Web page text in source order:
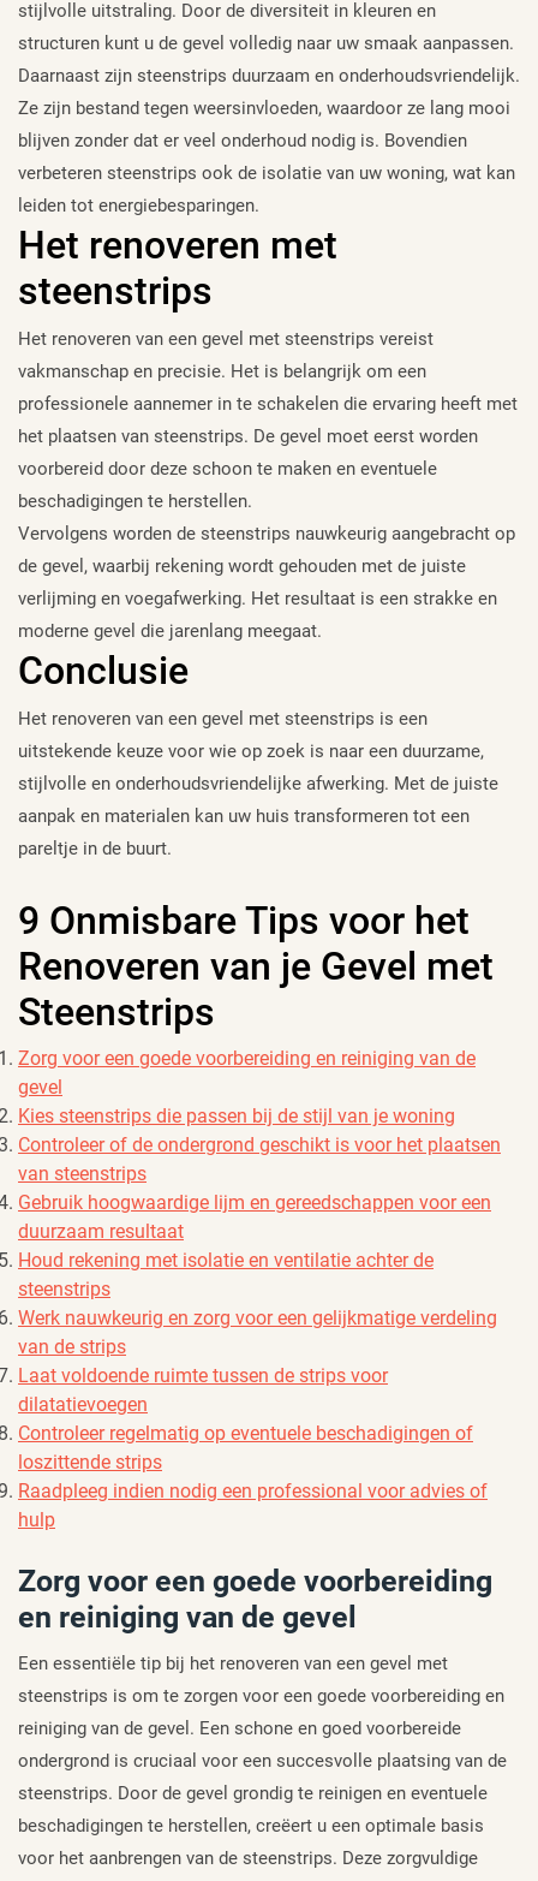
stijlvolle uitstraling. Door de diversiteit in kleuren en
structuren kunt u de gevel volledig naar uw smaak aanpassen.
Daarnaast zijn steenstrips duurzaam en onderhoudsvriendelijk.
Ze zijn bestand tegen weersinvloeden, waardoor ze lang mooi
blijven zonder dat er veel onderhoud nodig is. Bovendien
verbeteren steenstrips ook de isolatie van uw woning, wat kan
leiden tot energiebesparingen.
Het renoveren met
steenstrips
Het renoveren van een gevel met steenstrips vereist
vakmanschap en precisie. Het is belangrijk om een
professionele aannemer in te schakelen die ervaring heeft met
het plaatsen van steenstrips. De gevel moet eerst worden
voorbereid door deze schoon te maken en eventuele
beschadigingen te herstellen.
Vervolgens worden de steenstrips nauwkeurig aangebracht op
de gevel, waarbij rekening wordt gehouden met de juiste
verlijming en voegafwerking. Het resultaat is een strakke en
moderne gevel die jarenlang meegaat.
Conclusie
Het renoveren van een gevel met steenstrips is een
uitstekende keuze voor wie op zoek is naar een duurzame,
stijlvolle en onderhoudsvriendelijke afwerking. Met de juiste
aanpak en materialen kan uw huis transformeren tot een
pareltje in de buurt.
9 Onmisbare Tips voor het
Renoveren van je Gevel met
Steenstrips
Zorg voor een goede voorbereiding en reiniging van de
gevel
Kies steenstrips die passen bij de stijl van je woning
Controleer of de ondergrond geschikt is voor het plaatsen
van steenstrips
Gebruik hoogwaardige lijm en gereedschappen voor een
duurzaam resultaat
Houd rekening met isolatie en ventilatie achter de
steenstrips
Werk nauwkeurig en zorg voor een gelijkmatige verdeling
van de strips
Laat voldoende ruimte tussen de strips voor
dilatatievoegen
Controleer regelmatig op eventuele beschadigingen of
loszittende strips
Raadpleeg indien nodig een professional voor advies of
hulp
Zorg voor een goede voorbereiding
en reiniging van de gevel
Een essentiële tip bij het renoveren van een gevel met
steenstrips is om te zorgen voor een goede voorbereiding en
reiniging van de gevel. Een schone en goed voorbereide
ondergrond is cruciaal voor een succesvolle plaatsing van de
steenstrips. Door de gevel grondig te reinigen en eventuele
beschadigingen te herstellen, creëert u een optimale basis
voor het aanbrengen van de steenstrips. Deze zorgvuldige